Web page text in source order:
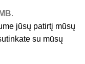
.
jūsų patirtį mūsų
su mūsų